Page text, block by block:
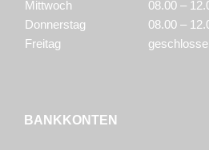
Mittwoch
08.00 –
Donnerstag
08.00 –
Freitag
BANKKONTEN